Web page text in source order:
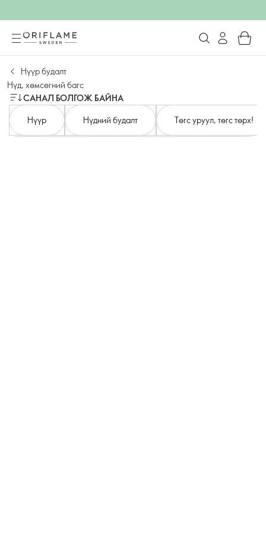
Нүүр будалт
Нүд, хөмсөгний багс
САНАЛ БОЛГОЖ БАЙНА
Нүүр
Нүдний будалт Төгс уруул, төгс төрх!